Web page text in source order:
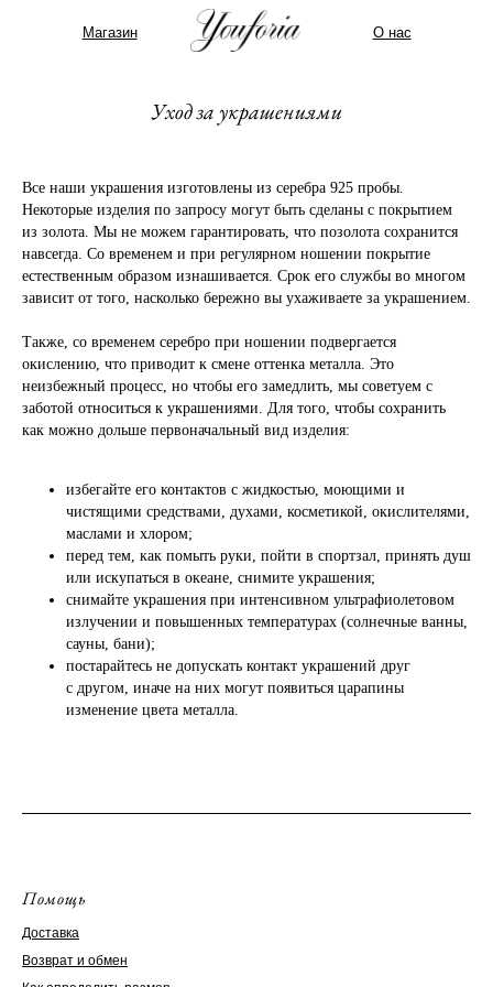
Магазин О нас
Уход за украшениями
Все наши украшения изготовлены из серебра 925 пробы.
Некоторые изделия по запросу могут быть сделаны с покрытием
из золота. Мы не можем гарантировать, что позолота сохранится
навсегда. Со временем и при регулярном ношении покрытие
естественным образом изнашивается. Срок его службы во многом
зависит от того, насколько бережно вы ухаживаете за украшением.
Также, со временем серебро при ношении подвергается
окислению, что приводит к смене оттенка металла. Это
неизбежный процесс, но чтобы его замедлить, мы советуем с
заботой относиться к украшениями. Для того, чтобы сохранить
как можно дольше первоначальный вид изделия:
избегайте его контактов с жидкостью, моющими и
чистящими средствами, духами, косметикой, окислителями,
маслами и хлором;
перед тем, как помыть руки, пойти в спортзал, принять душ
или искупаться в океане, снимите украшения;
снимайте украшения при интенсивном ультрафиолетовом
излучении и повышенных температурах (солнечные ванны,
сауны, бани);
постарайтесь не допускать контакт украшений друг
с другом, иначе на них могут появиться царапины
изменение цвета металла.
Помощь
Доставка
Возврат и обмен